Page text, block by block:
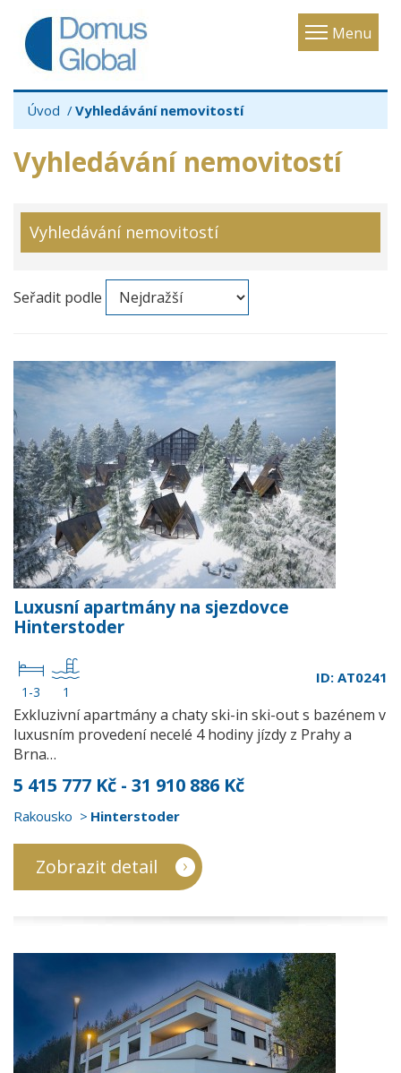
Menu
Toggle
Úvod Vyhledávání nemovitostí
Vyhledávání nemovitostí
Vyhledávání nemovitostí
Seřadit podle
Luxusní apartmány na sjezdovce
Hinterstoder
1-3 1
ID: AT0241
Exkluzivní apartmány a chaty ski-in ski-out s bazénem v
luxusním provedení necelé 4 hodiny jízdy z Prahy a
Brna…
5 415 777 Kč - 31 910 886 Kč
Rakousko Hinterstoder
Zobrazit detail